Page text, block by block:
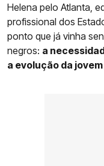
Helena pelo Atlanta,
profissional dos
ponto que já vinha
negros: a
a evolução da